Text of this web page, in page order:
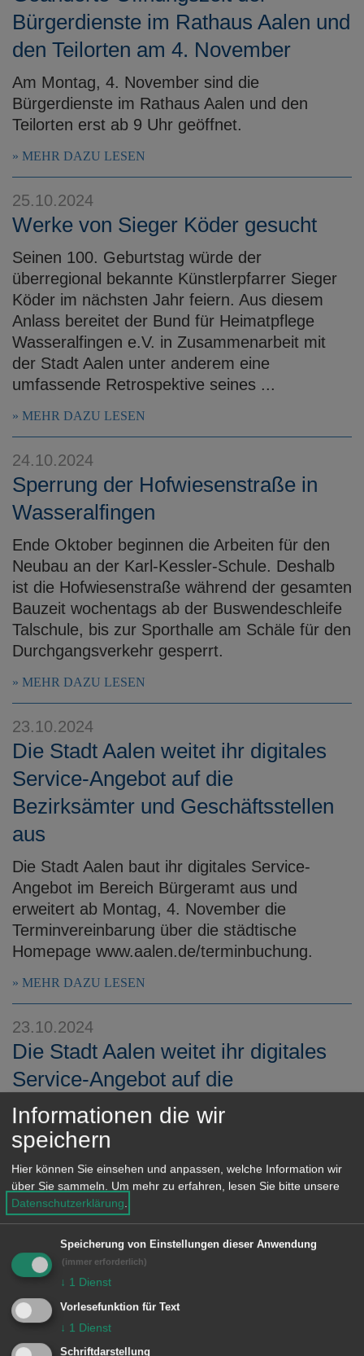
Bürgerdienste im Rathaus Aalen und
den Teilorten am 4. November
Am Montag, 4. November sind die
Bürgerdienste im Rathaus Aalen und den
Teilorten erst ab 9 Uhr geöffnet.
MEHR DAZU LESEN
25.10.2024
Werke von Sieger Köder gesucht
Seinen 100. Geburtstag würde der
überregional bekannte Künstlerpfarrer Sieger
Köder im nächsten Jahr feiern. Aus diesem
Anlass bereitet der Bund für Heimatpflege
Wasseralfingen e.V. in Zusammenarbeit mit
der Stadt Aalen unter anderem eine
umfassende Retrospektive seines ...
MEHR DAZU LESEN
24.10.2024
Sperrung der Hofwiesenstraße in
Wasseralfingen
Ende Oktober beginnen die Arbeiten für den
Neubau an der Karl-Kessler-Schule. Deshalb
ist die Hofwiesenstraße während der gesamten
Bauzeit wochentags ab der Buswendeschleife
Talschule, bis zur Sporthalle am Schäle für den
Durchgangsverkehr gesperrt.
MEHR DAZU LESEN
23.10.2024
Die Stadt Aalen weitet ihr digitales
Service-Angebot auf die
Bezirksämter und Geschäftsstellen
aus
Die Stadt Aalen baut ihr digitales Service-
Angebot im Bereich Bürgeramt aus und
erweitert ab Montag, 4. November die
Terminvereinbarung über die städtische
Homepage www.aalen.de/terminbuchung.
MEHR DAZU LESEN
23.10.2024
Die Stadt Aalen weitet ihr digitales
Service-Angebot auf die
Bezirksämter und Geschäftsstellen
aus
Die Stadt Aalen baut ihr digitales Service-
Angebot im Bereich Bürgeramt aus und
erweitert ab Montag, 4. November die
Homepage www.aalen.de/terminbuchung.
MEHR DAZU LESEN
23.10.2024
Informationen die wir
speichern
Hier können Sie einsehen und anpassen, welche Information wir
über Sie sammeln.
Um mehr zu erfahren, lesen Sie bitte unsere
Datenschutzerklärung
Speicherung von Einstellungen dieser Anwendung
(immer erforderlich)
↓ 1 Dienst
Vorlesefunktion für Text
↓ 1 Dienst
Schriftdarstellung